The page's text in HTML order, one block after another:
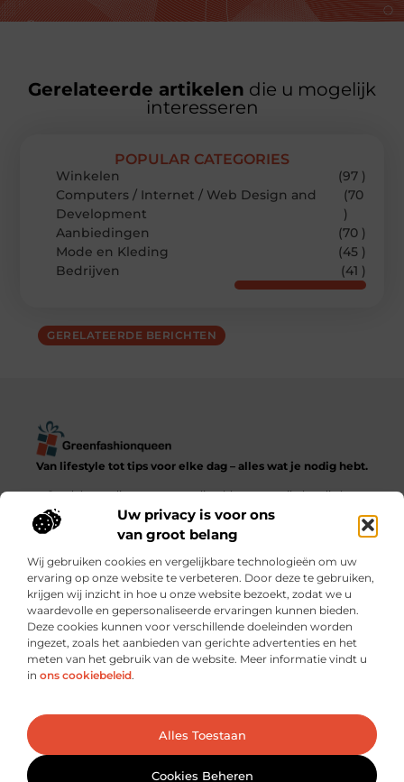
Uw privacy is voor ons
van groot belang
Wij gebruiken cookies en vergelijkbare technologieën om uw
ervaring op onze website te verbeteren. Door deze te gebruiken,
krijgen wij inzicht in hoe u onze website bezoekt, zodat we u
waardevolle en gepersonaliseerde ervaringen kunnen bieden.
Deze cookies kunnen voor verschillende doeleinden worden
ingezet, zoals het aanbieden van gerichte advertenties en het
meten van het gebruik van de website. Meer informatie vindt u
in ons cookiebeleid.
Alles Toestaan
Cookies Beheren
Ga Naar
Gerelateerde artikelen die u mogelijk
interesseren
GERELATEERDE BERICHTEN
POPULAR CATEGORIES
Winkelen
(97 )
Computers / Internet / Web Design and
Development
(70
)
Aanbiedingen
(70 )
Mode en Kleding
(45 )
Bedrijven
(41 )
Van lifestyle tot tips voor elke dag – alles wat je nodig hebt.
Ontdek een diverse verzameling blogs en artikelen die het
dagelijks leven in al zijn facetten verkennen, van praktische
adviezen tot inspirerende verhalen.
Bericht categorie
Onze informatie
Cookiebeleid (EU)
@2025 www.greenfashionqueen.nl. All Right Reserved.